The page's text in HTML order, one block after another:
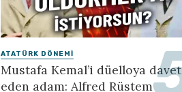
ATATÜRK DÖNEMI
Mustafa Kemal’i düelloya davet
eden adam: Alfred Rüstem